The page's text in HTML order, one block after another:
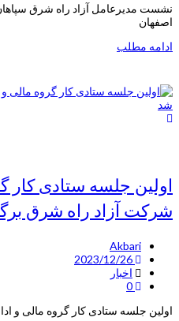
نشست مدیرعامل آزاد راه شرق
اصفهان
ادامه مطلب
اولین جلسه ستادی کار
شرکت آزاد راه شرق
Akbari
اخبار
اولین جلسه ستادی کار گروه مالی و